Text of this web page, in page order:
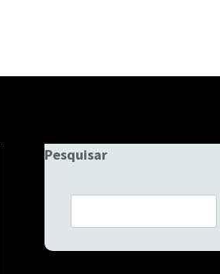
Pesquisar